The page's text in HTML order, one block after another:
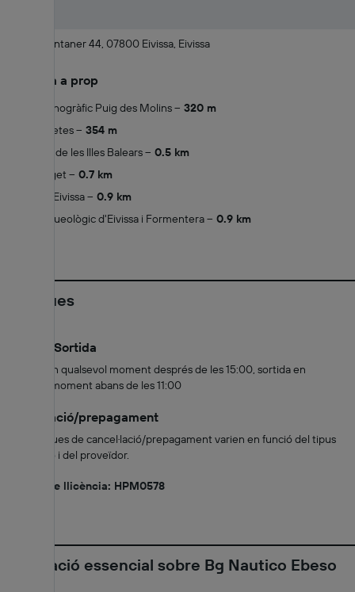
Ramon Muntaner 44, 07800 Eivissa, Eivissa
Què hi ha a prop
Museu Monogràfic Puig des Molins
320 m
Ses Figueretes
354 m
Universitat de les Illes Balears
0.5 km
Museu Puget
0.7 km
Multicines Eivissa
0.9 km
Museu Arqueològic d'Eivissa i Formentera
0.9 km
Polítiques
Entrada/Sortida
Arribada en qualsevol moment després de les 15:00, sortida en
qualsevol moment abans de les 11:00
Cancel·lació/prepagament
Les polítiques de cancel·lació/prepagament varien en funció del tipus
d'habitació i del proveïdor.
Número de llicència: HPM0578
Informació essencial sobre Bg Nautico Ebeso